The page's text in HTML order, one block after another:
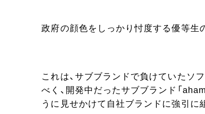
政府の顔色をしっかり忖度する優等生
これは、サブブランドで負けていたソフ
べく、開発中だったサブブランド「
うに見せかけて自社ブランドに強引に